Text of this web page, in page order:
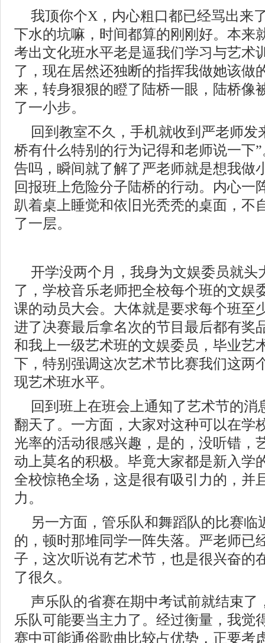
我顶你个X，内心粗口都已经骂出来
下水的坑嘛，时间都算的刚刚好。本来
考出文化班水平老是逼我们学习与艺术
了，现在居然还独断的指挥我做她该做
来，转身狠狠的瞪了陆桥一眼，陆桥像
了一小步。
回到教室不久，手机就收到严老师发
桥有什么特别的行为记得和老师说一下
告吗，瞬间就了解了严老师就是想我做
回报班上危险分子陆桥的行动。内心一
趴着桌上睡觉和依旧光秃秃的桌面，不
了一层。
开学没两个月，我身为文娱委员就头
了，学校音乐老师把全校每个班的文娱
课的动员大会。大体就是要求每个班至
进了决赛最后拿名次的节目最后都有奖
和我上一级艺术班的文娱委员，毕业艺
下，特别强调这次艺术节比赛我们这两
现艺术班水平。
回到班上在班会上通知了艺术节的消
翻天了。一方面，大家对这种可以在学
光率的活动很感兴趣，是的，没听错，
动上莫名的积极。毕竟大家都是新入学
全校惊艳全场，这是很有吸引力的，并
力。
另一方面，管乐队和舞蹈队的比赛临
的，顿时那堆同学一阵失落。严老师已
子，这次听说有艺术节，也是很兴奋的
了很久。
声乐队的省赛在期中考试前就结束了
乐队可能要当主力了。经过衡量，我觉
赛中可能通俗歌曲比较占优势，正要考